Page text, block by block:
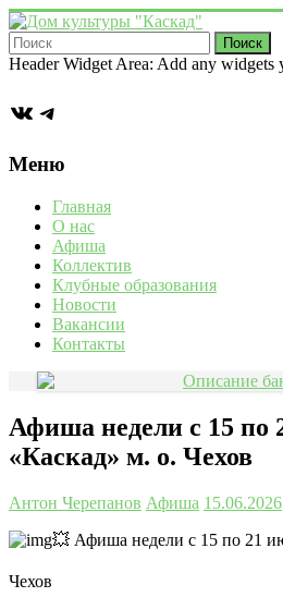
Перейти
к
содержимому
Дом
"Каскад"
Учреждение
культуры
деревне
Васькино
городского
округа
Чехов
Header Widget Area: Add any widgets
ВКонтакте
Telegram
Меню
Главная
О нас
Афиша
Коллектив
Клубные образования
Новости
Вакансии
Контакты
Афиша недели с 15
«Каскад» м. о. Чехов
Антон Черепанов Афиша 15.06.2026
💥 Афиша недели с 15 по 21
Чехов